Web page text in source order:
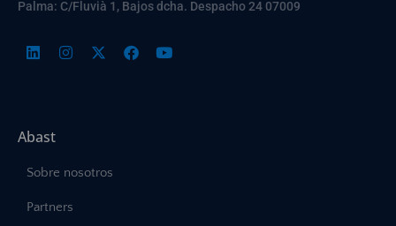
Palma: C/Fluvià 1, Bajos dcha. Despacho 24 07009
Abast
Sobre nosotros
Partners